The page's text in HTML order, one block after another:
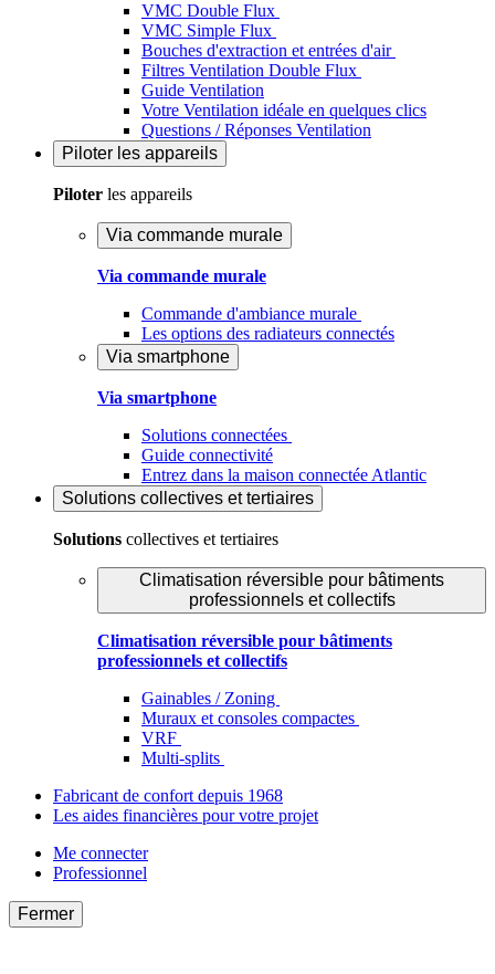
VMC Double Flux
VMC Simple Flux
Bouches d'extraction et entrées d'air
Filtres Ventilation Double Flux
Guide Ventilation
Votre Ventilation idéale en quelques clics
Questions / Réponses Ventilation
Piloter les appareils
Piloter les appareils
Via commande murale
Via commande murale
Commande d'ambiance murale
Les options des radiateurs connectés
Via smartphone
Via smartphone
Solutions connectées
Guide connectivité
Entrez dans la maison connectée Atlantic
Solutions collectives et tertiaires
Solutions collectives et tertiaires
Climatisation réversible pour bâtiments
professionnels et collectifs
Climatisation réversible pour bâtiments
professionnels et collectifs
Gainables / Zoning
Muraux et consoles compactes
VRF
Multi-splits
Fabricant de confort depuis 1968
Les aides financières pour votre projet
Me connecter
Professionnel
Fermer